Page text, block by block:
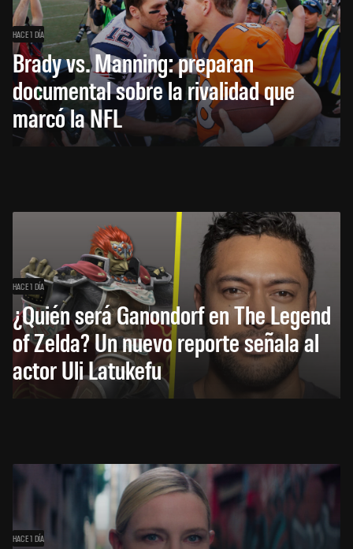
HACE 1 DÍA
Brady vs. Manning: preparan
documental sobre la rivalidad que
marcó la NFL
HACE 1 DÍA
¿Quién será Ganondorf en The Legend
of Zelda? Un nuevo reporte señala al
actor Uli Latukefu
HACE 1 DÍA